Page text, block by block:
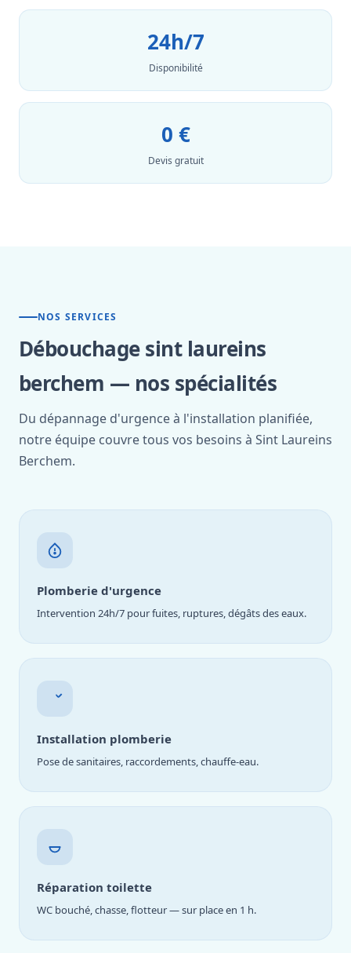
24h/7
Disponibilité
0 €
Devis gratuit
NOS SERVICES
Débouchage sint laureins
berchem — nos spécialités
Du dépannage d'urgence à l'installation planifiée,
notre équipe couvre tous vos besoins à Sint Laureins
Berchem.
Plomberie d'urgence
Intervention 24h/7 pour fuites, ruptures, dégâts des eaux.
Installation plomberie
Pose de sanitaires, raccordements, chauffe-eau.
Réparation toilette
WC bouché, chasse, flotteur — sur place en 1 h.